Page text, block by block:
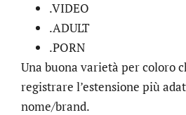
.VIDEO
.ADULT
.PORN
Una buona varietà per coloro
registrare l’estensione più
nome/brand.